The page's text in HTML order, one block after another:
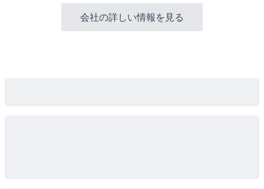
会社の詳しい情報を見る